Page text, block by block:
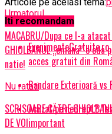
Urmatorul
MACABRU/Dupa ce l-a
GHIOLBANUL „emana” o
natie!
Nu ratati
SCRISOARE CĂTRE
DE VOI
Iti recomandam
acces gratuit din
Randare Exterioară
Acuzat pe nedrept?
important